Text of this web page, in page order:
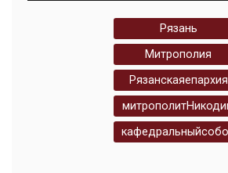
Рязань
Митрополия
Рязанскаяепархия